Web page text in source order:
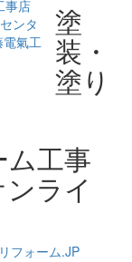
塗
装・
塗り
ム工事
ライ
フォーム.JP